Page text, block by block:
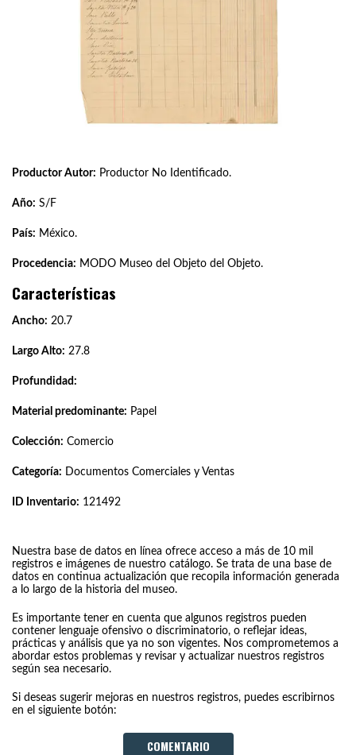
Productor Autor: Productor No Identificado.
Año: S/F
País: México.
Procedencia: MODO Museo del Objeto del Objeto.
Características
Ancho: 20.7
Largo Alto: 27.8
Profundidad:
Material predominante: Papel
Colección: Comercio
Categoría: Documentos Comerciales y Ventas
ID Inventario: 121492
Nuestra base de datos en línea ofrece acceso a más de 10 mil
registros e imágenes de nuestro catálogo. Se trata de una base de
datos en continua actualización que recopila información generada
a lo largo de la historia del museo.
Es importante tener en cuenta que algunos registros pueden
contener lenguaje ofensivo o discriminatorio, o reflejar ideas,
prácticas y análisis que ya no son vigentes. Nos comprometemos a
abordar estos problemas y revisar y actualizar nuestros registros
según sea necesario.
Si deseas sugerir mejoras en nuestros registros, puedes escribirnos
en el siguiente botón:
COMENTARIO